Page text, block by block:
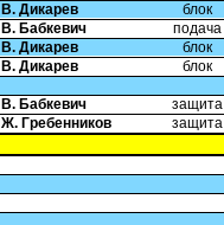
В. Дикарев
блок
В. Бабкевич
подача
В. Дикарев
блок
В. Дикарев блок
В. Бабкевич
защита
Ж. Гребенников защита